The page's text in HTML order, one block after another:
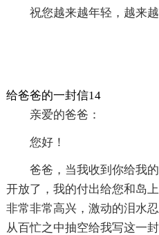
祝您越来越年轻，越来越
给爸爸的一封信14
亲爱的爸爸：
您好！
爸爸，当我收到你给我
开放了，我的付出给您和岛
非常非常高兴，激动的泪水
从百忙之中抽空给我写这一